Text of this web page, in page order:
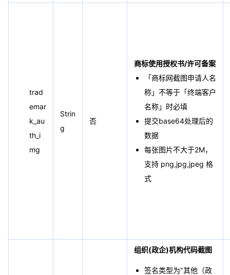
trad
emar
k_au
th_i
mg
Strin
g
否
商标使用授权书/许可备案
「商标网截图申请人名
称」不等于「终端客户
名称」时必填
提交base64处理后的
数据
每张图片不大于2M，
支持 png,jpg,jpeg 格
式
组织(政企)机构代码截图
签名类型为"其他（政